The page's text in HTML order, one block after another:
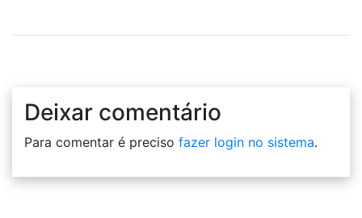
Deixar comentário
Para comentar é preciso fazer login no sistema.